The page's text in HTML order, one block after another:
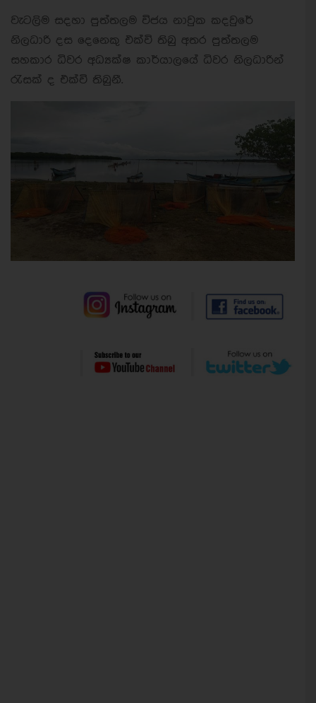
වැටලිම සදහා පුත්තලම විජය නාවුක කදවුරේ
නිලධාරි දස දෙනෙකු එක්වි තිබු අතර පුත්තලම
සහකාර ධිවර අධ්‍යක්ෂ කාර්යාලයේ ධිවර නිලධාරින්
රැසක් ද එක්වි තිබුනී.